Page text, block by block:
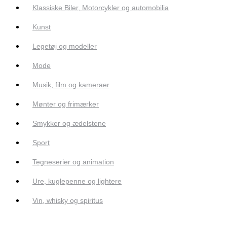
Klassiske Biler, Motorcykler og automobilia
Kunst
Legetøj og modeller
Mode
Musik, film og kameraer
Mønter og frimærker
Smykker og ædelstene
Sport
Tegneserier og animation
Ure, kuglepenne og lightere
Vin, whisky og spiritus